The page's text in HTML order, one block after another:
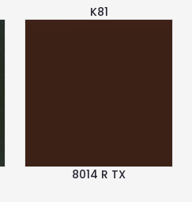
K81
8014 R TX